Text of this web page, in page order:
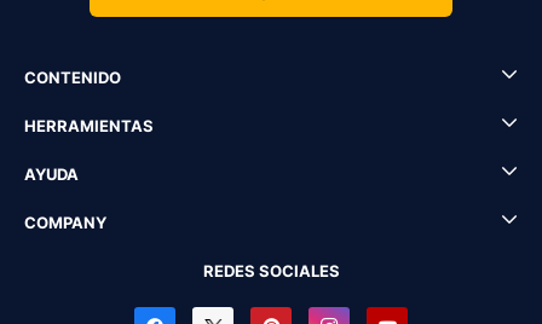
CONTENIDO
HERRAMIENTAS
AYUDA
COMPANY
REDES SOCIALES